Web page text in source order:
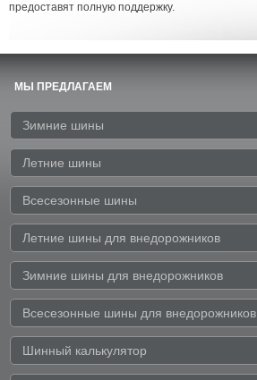
предоставят полную поддержку.
МЫ ПРЕДЛАГАЕМ
Зимние шины
Летние шины
Всесезонные шины
Летние шины для внедорожников
Зимние шины для внедорожников
Всесезонные шины для внедорожников
Шинный калькулятор